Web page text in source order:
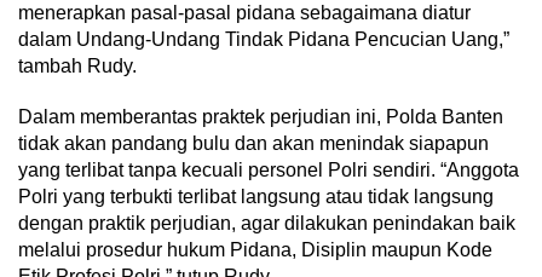
menerapkan pasal-pasal pidana sebagaimana diatur
dalam Undang-Undang Tindak Pidana Pencucian Uang,”
tambah Rudy.
Dalam memberantas praktek perjudian ini, Polda Banten
tidak akan pandang bulu dan akan menindak siapapun
yang terlibat tanpa kecuali personel Polri sendiri. “Anggota
Polri yang terbukti terlibat langsung atau tidak langsung
dengan praktik perjudian, agar dilakukan penindakan baik
melalui prosedur hukum Pidana, Disiplin maupun Kode